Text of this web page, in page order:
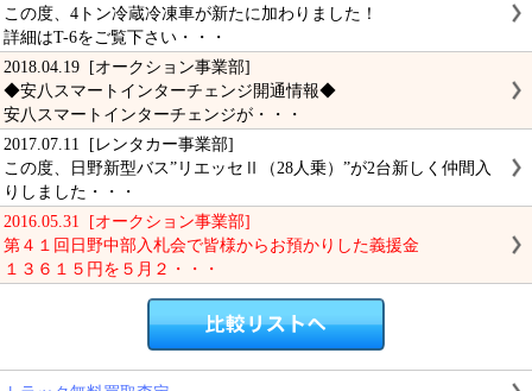
この度、4トン冷蔵冷凍車が新たに加わりました！
詳細はT-6をご覧下さい・・・
2018.04.19 [オークション事業部]
◆安八スマートインターチェンジ開通情報◆
安八スマートインターチェンジが・・・
2017.07.11 [レンタカー事業部]
この度、日野新型バス”リエッセⅡ（28人乗）”が2台新しく仲間入
りしました・・・
2016.05.31 [オークション事業部]
第４１回日野中部入札会で皆様からお預かりした義援金
１３６１５円を５月２・・・